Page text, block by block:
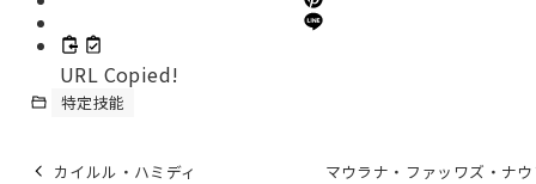
URL Copied!
特定技能
カイルル・ハミディ マウラナ・ファッワズ・ナ